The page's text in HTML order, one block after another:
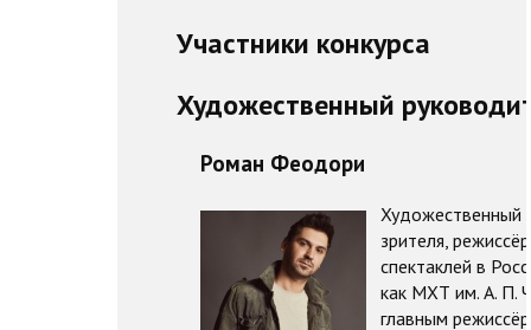
Участники конкурса
Художественный
Роман Феодори
Художественный
зрителя,
спектаклей в
как МХТ им. А. П.
главным